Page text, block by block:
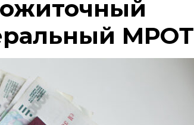
МРОТ